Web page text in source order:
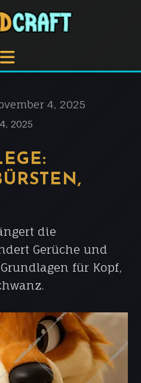
4, 2025
2025
die
Gerüche und
für Kopf,